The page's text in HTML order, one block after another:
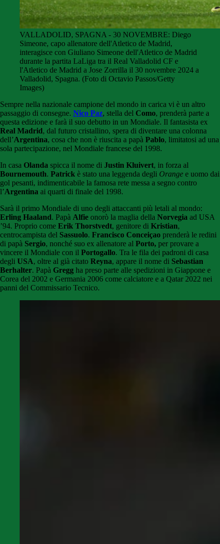
VALLADOLID, SPAGNA - 30 NOVEMBRE: Diego
Simeone, capo allenatore dell'Atletico de Madrid,
interagisce con Giuliano Simeone dell'Atletico de Madrid
durante la partita LaLiga tra il Real Valladolid CF e
l'Atletico de Madrid a Jose Zorrilla il 30 novembre 2024 a
Valladolid, Spagna. (Foto di Octavio Passos/Getty
Images)
Sempre nella nazionale campione del mondo in carica vi è un altro
passaggio di consegne. Nico Paz, stella del Como, prenderà parte a
questa edizione e farà il suo debutto in un Mondiale. Il fantasista ex
Real Madrid, dal futuro cristallino, spera di diventare una colonna
dell’Argentina, cosa che non è riuscita a papà Pablo, limitatosi ad una
sola partecipazione, nel Mondiale francese del 1998.
In casa Olanda spicca il nome di Justin Kluivert, in forza al
Bournemouth. Patrick è stato una leggenda degli Orange e uomo dai
gol pesanti, indimenticabile la famosa rete messa a segno contro
l’Argentina ai quarti di finale del 1998.
Sarà il primo Mondiale di uno degli attaccanti più letali al mondo:
Erling Haaland. Papà Alfie onorò la maglia della Norvegia ad USA
’94. Proprio come Erik Thorstvedt, genitore di Kristian,
centrocampista del Sassuolo. Francisco Conceiçao prenderà le redini
di papà Sergio, nonché suo ex allenatore al Porto, per provare a
vincere il Mondiale con il Portogallo. Tra le fila dei padroni di casa
degli USA, oltre al già citato Reyna, appare il nome di Sebastian
Berhalter. Papà Gregg ha preso parte alle spedizioni in Giappone e
Corea del 2002 e Germania 2006 come calciatore e a Qatar 2022 nei
panni del Commissario Tecnico.